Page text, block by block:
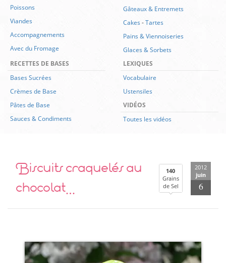
Poissons
Viandes
Accompagnements
Avec du Fromage
Gâteaux & Entremets
Cakes-Tartes
Pains & Viennoiseries
Glaces & Sorbets
RECETTES DE BASES
Bases Sucrées
Crèmes de Base
Pâtes de Base
Sauces & Condiments
LEXIQUES
Vocabulaire
Ustensiles
VIDÉOS
Toutes les vidéos
Biscuits craquelés au
chocolat…
140
Grains
de Sel
2012
juin
6